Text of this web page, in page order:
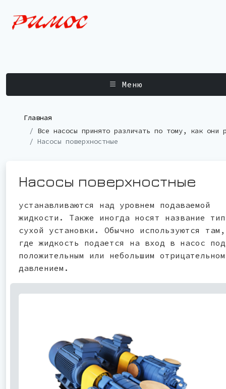
Меню
Главная
Все насосы принято различать по тому, как
Насосы поверхностные
Насосы поверхностные
устанавливаются над уровнем подаваемой
жидкости. Также иногда носят название
сухой установки. Обычно используются там,
где жидкость подается на вход в насос под
положительным или небольшим отрицательном
давлением.